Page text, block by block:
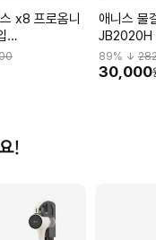
x8 프로옴니
애니스 물
JB2020H
89% ↓
30,000
!